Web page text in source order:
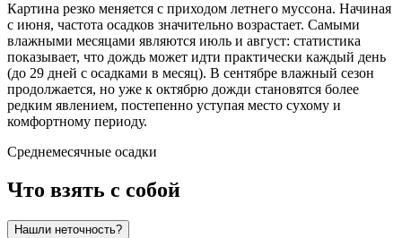
Картина резко меняется с приходом летнего муссона. Начиная
с июня, частота осадков значительно возрастает. Самыми
влажными месяцами являются июль и август: статистика
показывает, что дождь может идти практически каждый день
(до 29 дней с осадками в месяц). В сентябре влажный сезон
продолжается, но уже к октябрю дожди становятся более
редким явлением, постепенно уступая место сухому и
комфортному периоду.
Среднемесячные осадки
Что взять с собой
Нашли неточность?